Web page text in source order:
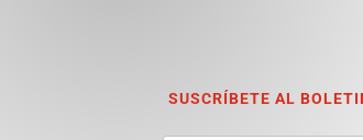
SUSCRÍBETE AL